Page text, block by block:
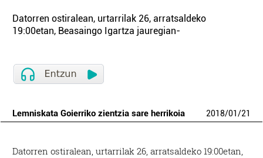
Datorren ostiralean, urtarrilak 26, arratsaldeko
19:00etan, Beasaingo Igartza jauregian-
Lemniskata Goierriko zientzia sare herrikoia 2018/01/21
Datorren ostiralean, urtarrilak 26, arratsaldeko 19:00etan,